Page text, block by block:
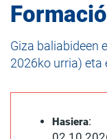
Giza baliabideen
2026ko urria) eta
Hasiera: